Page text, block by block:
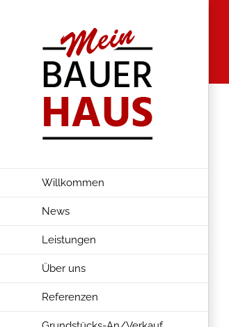
Willkommen
News
Leistungen
Über uns
Referenzen